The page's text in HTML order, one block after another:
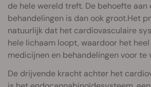
de hele wereld treft. De behoefte aan
behandelingen is dan ook groot.Het
natuurlijk dat het cardiovasculaire
hele lichaam loopt, waardoor het
medicijnen en behandelingen voor te
De drijvende kracht achter het